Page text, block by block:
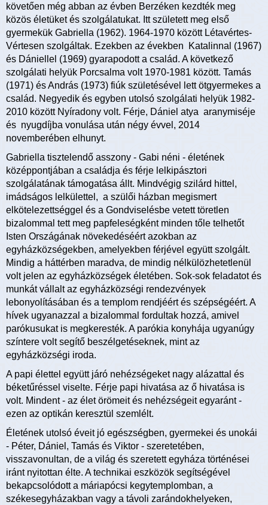
követően még abban az évben Berzéken kezdték meg
közös életüket és szolgálatukat. Itt született meg első
gyermekük Gabriella (1962). 1964-1970 között Létavértes-
Vértesen szolgáltak. Ezekben az években Katalinnal (1967)
és Dániellel (1969) gyarapodott a család. A következő
szolgálati helyük Porcsalma volt 1970-1981 között. Tamás
(1971) és András (1973) fiúk születésével lett ötgyermekes a
család. Negyedik és egyben utolsó szolgálati helyük 1982-
2010 között Nyíradony volt. Férje, Dániel atya aranymiséje
és nyugdíjba vonulása után négy évvel, 2014
novemberében elhunyt.
Gabriella tisztelendő asszony - Gabi néni - életének
középpontjában a családja és férje lelkipásztori
szolgálatának támogatása állt. Mindvégig szilárd hittel,
imádságos lelkülettel, a szülői házban megismert
elkötelezettséggel és a Gondviselésbe vetett töretlen
bizalommal tett meg papfeleségként minden tőle telhetőt
Isten Országának növekedéséért azokban az
egyházközségekben, amelyekben férjével együtt szolgált.
Mindig a háttérben maradva, de mindig nélkülözhetetlenül
volt jelen az egyházközségek életében. Sok-sok feladatot és
munkát vállalt az egyházközségi rendezvények
lebonyolításában és a templom rendjéért és szépségéért. A
hívek ugyanazzal a bizalommal fordultak hozzá, amivel
parókusukat is megkeresték. A parókia konyhája ugyanúgy
színtere volt segítő beszélgetéseknek, mint az
egyházközségi iroda.
A papi élettel együtt járó nehézségeket nagy alázattal és
béketűréssel viselte. Férje papi hivatása az ő hivatása is
volt. Mindent - az élet örömeit és nehézségeit egyaránt -
ezen az optikán keresztül szemlélt.
Életének utolsó éveit jó egészségben, gyermekei és unokái
- Péter, Dániel, Tamás és Viktor - szeretetében,
visszavonultan, de a világ és szeretett egyháza történései
iránt nyitottan élte. A technikai eszközök segítségével
bekapcsolódott a máriapócsi kegytemplomban, a
székesegyházakban vagy a távoli zarándokhelyeken,